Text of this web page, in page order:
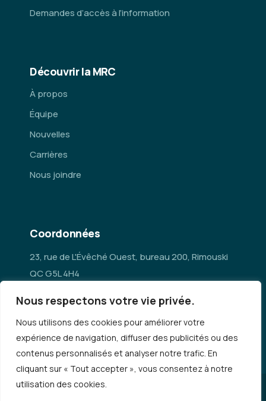
Nous respectons votre vie privée.
Nous utilisons des cookies pour améliorer votre
expérience de navigation, diffuser des publicités ou des
contenus personnalisés et analyser notre trafic. En
cliquant sur « Tout accepter », vous consentez à notre
utilisation des cookies.
Demandes d’accès à l’information
Découvrir la MRC
À propos
Équipe
Nouvelles
Carrières
Nous joindre
Coordonnées
23, rue de L'Évêché Ouest, bureau 200, Rimouski
QC G5L 4H4
administration@mrc-rn.ca
418 724-5154